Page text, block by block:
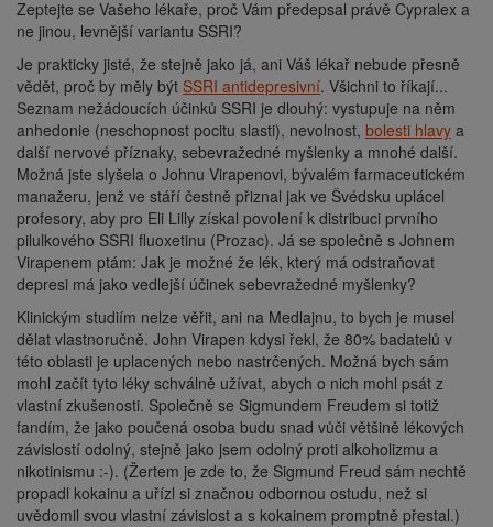
Zeptejte se Vašeho lékaře, proč Vám předepsal právě Cypralex a
ne jinou, levnější variantu SSRI?
Je prakticky jisté, že stejně jako já, ani Váš lékař nebude přesně
vědět, proč by měly být SSRI antidepresivní. Všichni to říkají...
Seznam nežádoucích účinků SSRI je dlouhý: vystupuje na něm
anhedonie (neschopnost pocitu slasti), nevolnost, bolesti hlavy a
další nervové příznaky, sebevražedné myšlenky a mnohé další.
Možná jste slyšela o Johnu Virapenovi, bývalém farmaceutickém
manažeru, jenž ve stáří čestně přiznal jak ve Švédsku uplácel
profesory, aby pro Eli Lilly získal povolení k distribuci prvního
pilulkového SSRI fluoxetinu (Prozac). Já se společně s Johnem
Virapenem ptám: Jak je možné že lék, který má odstraňovat
depresi má jako vedlejší účinek sebevražedné myšlenky?
Klinickým studiím nelze věřit, ani na Medlajnu, to bych je musel
dělat vlastnoručně. John Virapen kdysi řekl, že 80% badatelů v
této oblasti je uplacených nebo nastrčených. Možná bych sám
mohl začít tyto léky schválně užívat, abych o nich mohl psát z
vlastní zkušenosti. Společně se Sigmundem Freudem si totiž
fandím, že jako poučená osoba budu snad vůči většině lékových
závislostí odolný, stejně jako jsem odolný proti alkoholizmu a
nikotinismu :-). (Žertem je zde to, že Sigmund Freud sám nechtě
propadl kokainu a uřízl si značnou odbornou ostudu, než si
uvědomil svou vlastní závislost a s kokainem promptně přestal.)